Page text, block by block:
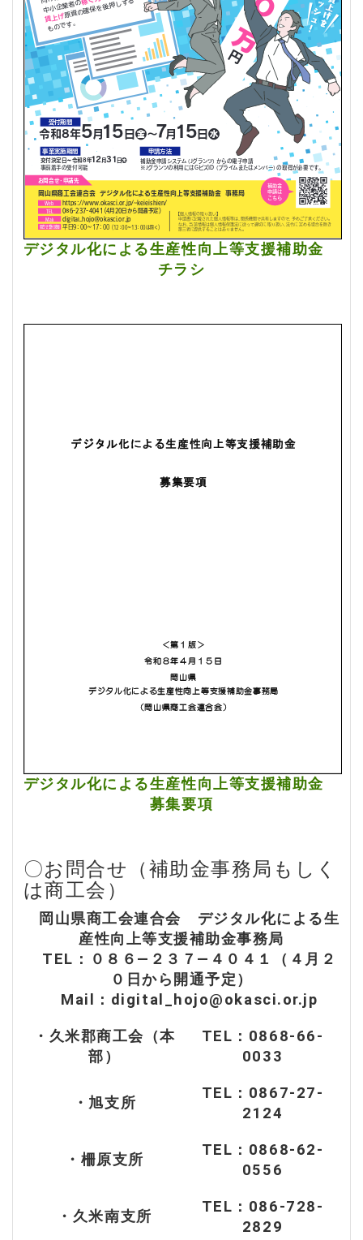
デジタル化による生産性向上等支援補助金
チラシ
デジタル化による生産性向上等支援補助金
募集要項
〇お問合せ（補助金事務局もしく
は商工会）
岡山県商工会連合会 デジタル化による生
産性向上等支援補助金事務局
TEL：０８６―２３７―４０４１（４月２
０日から開通予定）
Mail：digital_hojo@okasci.or.jp
・久米郡商工会（本
部）
TEL：0868-66-
0033
・旭支所
TEL：0867-27-
2124
・柵原支所
TEL：0868-62-
0556
・久米南支所
TEL：086-728-
2829